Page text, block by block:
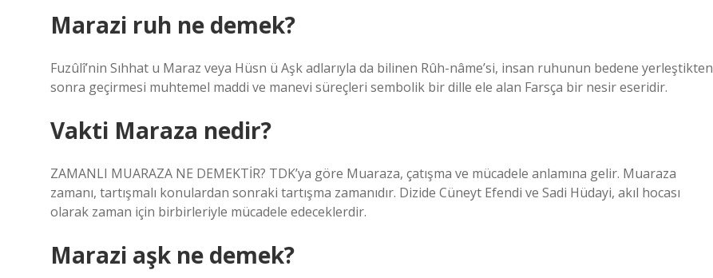
Marazi ruh ne demek?
Fuzûlî’nin Sıhhat u Maraz veya Hüsn ü Aşk adlarıyla da bilinen Rûh-nâme’si, insan ruhunun bedene yerleştikten
sonra geçirmesi muhtemel maddi ve manevi süreçleri sembolik bir dille ele alan Farsça bir nesir eseridir.
Vakti Maraza nedir?
ZAMANLI MUARAZA NE DEMEKTİR? TDK’ya göre Muaraza, çatışma ve mücadele anlamına gelir. Muaraza
zamanı, tartışmalı konulardan sonraki tartışma zamanıdır. Dizide Cüneyt Efendi ve Sadi Hüdayi, akıl hocası
olarak zaman için birbirleriyle mücadele edeceklerdir.
Marazi aşk ne demek?